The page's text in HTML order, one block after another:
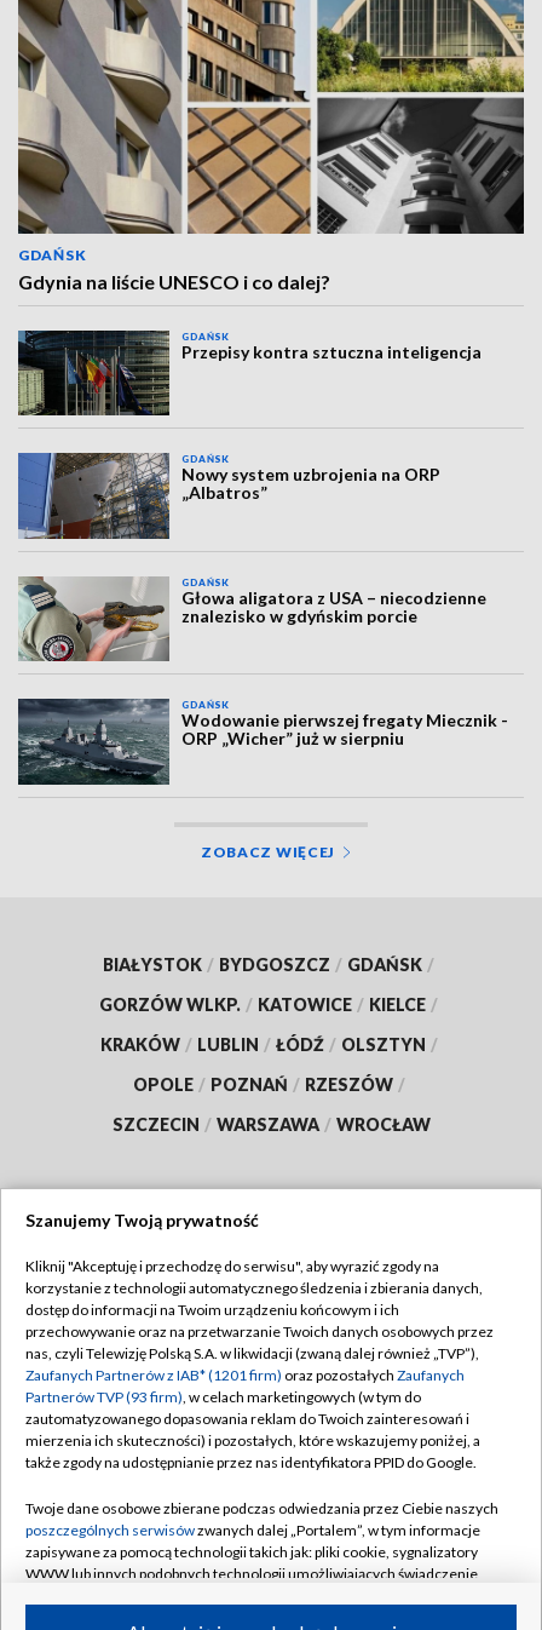
GDAŃSK
Gdynia na liście UNESCO i co dalej?
GDAŃSK
Przepisy kontra sztuczna inteligencja
GDAŃSK
Nowy system uzbrojenia na ORP
„Albatros”
GDAŃSK
Głowa aligatora z USA – niecodzienne
znalezisko w gdyńskim porcie
GDAŃSK
Wodowanie pierwszej fregaty Miecznik -
ORP „Wicher” już w sierpniu
ZOBACZ WIĘCEJ
BIAŁYSTOK / BYDGOSZCZ / GDAŃSK /
GORZÓW WLKP. / KATOWICE / KIELCE /
KRAKÓW / LUBLIN / ŁÓDŹ / OLSZTYN /
OPOLE / POZNAŃ / RZESZÓW /
SZCZECIN / WARSZAWA / WROCŁAW
TVP
Abonament TVP
Emisja w TVP
Centrum informacji TVP
Naziemna Telewizja Cyfrowa
Rada Programowa
System NOS
Informacje o nadawcy
Regulamin TVP
Polityka prywatności
Moje zgody
Pomoc
Kontakt
Kanały
Szanujemy Twoją prywatność
Kliknij "Akceptuję i przechodzę do serwisu", aby wyrazić zgody na
korzystanie z technologii automatycznego śledzenia i zbierania danych,
dostęp do informacji na Twoim urządzeniu końcowym i ich
przechowywanie oraz na przetwarzanie Twoich danych osobowych przez
nas, czyli Telewizję Polską S.A. w likwidacji (zwaną dalej również „TVP”),
Zaufanych Partnerów z IAB* (1201 firm) oraz pozostałych Zaufanych
Partnerów TVP (93 firm), w celach marketingowych (w tym do
zautomatyzowanego dopasowania reklam do Twoich zainteresowań i
mierzenia ich skuteczności) i pozostałych, które wskazujemy poniżej, a
także zgody na udostępnianie przez nas identyfikatora PPID do Google.
Twoje dane osobowe zbierane podczas odwiedzania przez Ciebie naszych
poszczególnych serwisówzwanych dalej „Portalem”, w tym informacje
zapisywane za pomocą technologii takich jak: pliki cookie, sygnalizatory
WWW lub innych podobnych technologii umożliwiających świadczenie